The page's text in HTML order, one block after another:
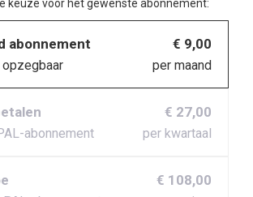
keuze voor het gewenste abonnement:
abonnement € 9,00
per maand
abonnement
€ 27,00
per kwartaal
€ 108,00